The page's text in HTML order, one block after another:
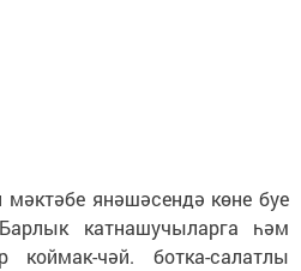
янәшәсендә көне буе
катнашучыларга һәм
коймак-чәй. ботка-салатлы